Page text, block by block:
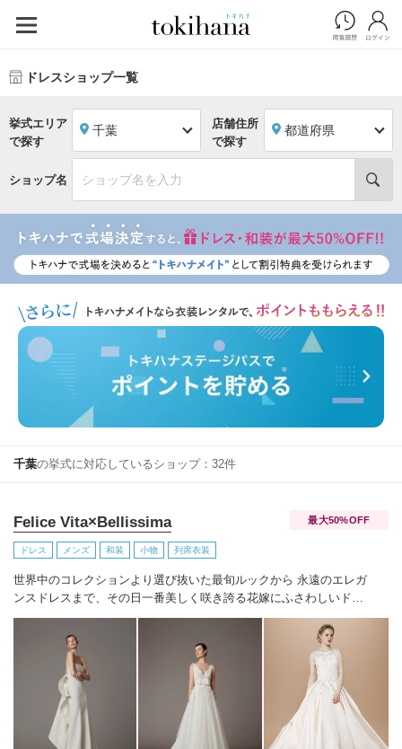
ドレスショップ一覧
挙式エリア
で探す
千葉
店舗住所
で探す
都道府県
ショップ名
千葉の挙式に対応しているショップ：32件
Felice Vita×Bellissima 最大50%OFF
ドレス メンズ 和装 小物 列席衣装
世界中のコレクションより選び抜いた最旬ルックから 永遠のエレガ
ンスドレスまで、その日一番美しく咲き誇る花嫁にふさわしいドレ
スをご紹介いたします。Felice Vita×Bellissimaならではのこだわり
のセレクトで、本物志向の花嫁が納得するドレスをお届けし、手の
届く贅沢=ワンランク上の花嫁を演出致します。